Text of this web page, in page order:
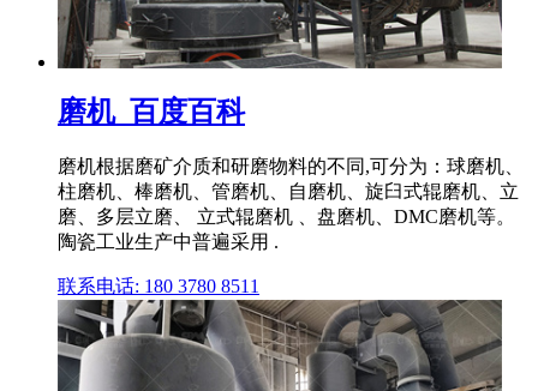
磨机_百度百科
磨机根据磨矿介质和研磨物料的不同,可分为：球磨机、
柱磨机、棒磨机、管磨机、自磨机、旋臼式辊磨机、立
磨、多层立磨、 立式辊磨机 、盘磨机、DMC磨机等。
陶瓷工业生产中普遍采用 .
联系电话: 180 3780 8511